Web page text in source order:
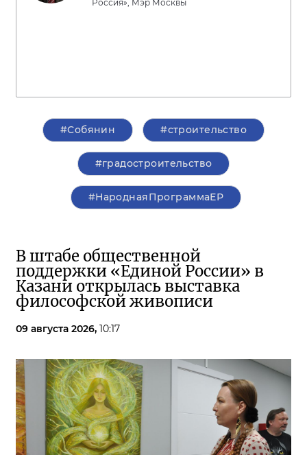
Россия», Мэр Москвы
#Собянин #строительство
#градостроительство
#НароднаяПрограммаЕР
В штабе общественной
поддержки «Единой России» в
Казани открылась выставка
философской живописи
09 августа 2026, 10:17